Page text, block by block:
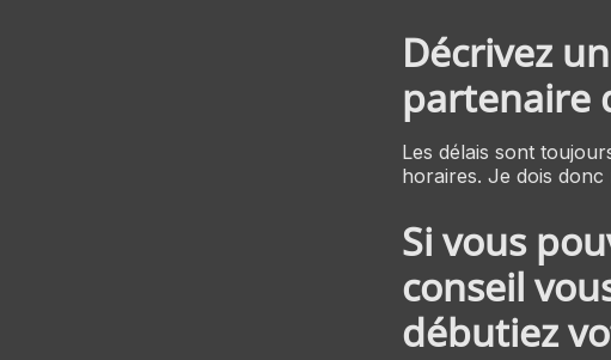
Décrivez
partenaire
Les délais sont
horaires. Je dois
Si vous
conseil
débutiez